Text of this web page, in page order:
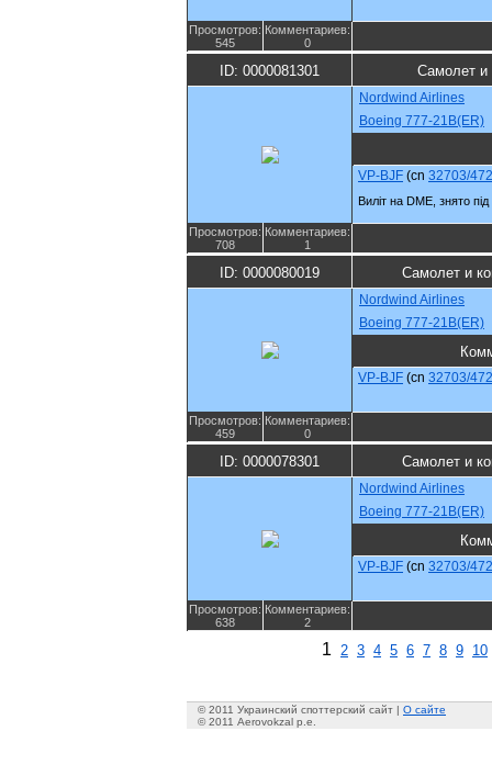
Просмотров:
545
Комментариев:
0
ID: 0000081301 Самолет и
Nordwind Airlines
Boeing 777-21B(ER)
VP-BJF (cn 32703/472
Виліт на DME, знято
Просмотров:
708
Комментариев:
1
ID: 0000080019 Самолет и
Nordwind Airlines
Boeing 777-21B(ER)
VP-BJF (cn 32703/472
Просмотров:
459
Комментариев:
0
ID: 0000078301 Самолет и
Nordwind Airlines
Boeing 777-21B(ER)
VP-BJF (cn 32703/472
Просмотров:
638
Комментариев:
2
1 2 3 4 5 6 7 8 9 10
© 2011 Украинский споттерский сайт | О сайте
© 2011 Aerovokzal p.e.